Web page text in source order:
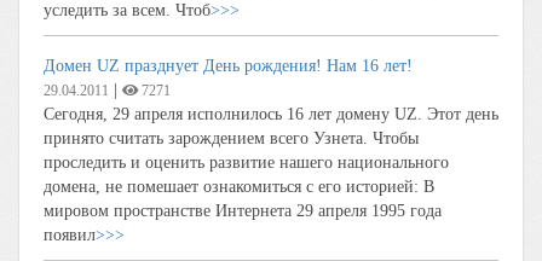
уследить за всем. Чтоб>>>
Домен UZ празднует День рождения! Нам 16 лет!
29.04.2011 7271
Сегодня, 29 апреля исполнилось 16 лет домену UZ. Этот день
принято считать зарождением всего Узнета. Чтобы
проследить и оценить развитие нашего национального
домена, не помешает ознакомиться с его историей: В
мировом пространстве Интернета 29 апреля 1995 года
появил>>>